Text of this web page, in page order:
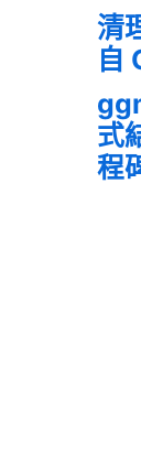
清
自
式
程